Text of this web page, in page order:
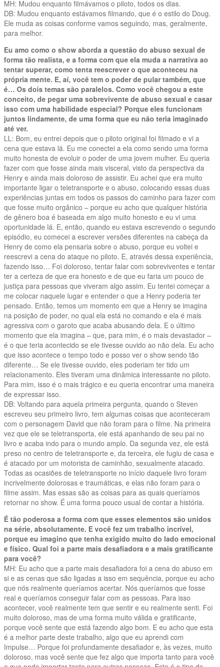
MH: Mudou enquanto filmávamos o piloto, todos os dias.
DB: Mudou enquanto estávamos filmando, que é o estilo do Doug.
Ele muda as coisas conforme vamos seguindo, mas, geralmente,
para melhor.
Eu amo como o show aborda a questão do abuso sexual de
forma tão realista, e a forma com que ela muda a narrativa ao
tentar superar, como tenta reescrever o que aconteceu na
própria mente. E, aí, você tem o poder de pular também, que
é… Os dois temas são paralelos. Como você chegou a este
conceito, de pegar uma sobrevivente de abuso sexual e casar
isso com uma habilidade especial? Porque eles funcionam
juntos lindamente, de uma forma que eu não teria imaginado
até ver.
LL: Bom, eu entrei depois que o piloto original foi filmado e vi a
cena que estava lá. Eu me conectei a ela como sendo uma forma
muito honesta de evoluir o poder de uma jovem mulher. Eu queria
fazer com que fosse ainda mais visceral, visto da perspectiva da
Henry e ainda mais doloroso de assistir. Eu achei que era muito
importante ligar o teletransporte e o abuso, colocando essas duas
experiências juntas em todos os passos do caminho para fazer com
que fosse muito orgânico – porque eu acho que qualquer história
de gênero boa é baseada em algo muito honesto e eu vi uma
oportunidade lá. E, então, quando eu estava escrevendo o segundo
episódio, eu comecei a escrever versões diferentes na cabeça da
Henry de como ela pensaria sobre o abuso, porque eu voltei e
reescrevi a cena do ataque no piloto. E, através dessa experiência,
fazendo isso… Foi doloroso, tentar falar com sobreviventes e tentar
ter a certeza de que era honesto e de que eu faria um pouco de
justiça para pessoas que viveram algo assim. Eu tentei começar a
me colocar naquele lugar e entender o que a Henry poderia ter
pensado. Então, temos um momento em que a Henry se imagina
na posição de poder, no qual ela está no comando e ela é mais
agressiva com o garoto que acaba abusando dela. E o último
momento que ela imagina – que, para mim, é o mais devastador –
é o que teria acontecido se ele tivesse ouvido ao não dela. Eu acho
que isso acontece o tempo todo e posso ver o show sendo tão
diferente… Se ele tivesse ouvido, eles poderiam ter tido um
relacionamento. Eles tiveram uma dinâmica interessante no piloto.
Para mim, isso é o mais trágico e eu queria encontrar uma maneira
de expressar isso.
DB: Voltando para aquela primeira pergunta, quando o Steven
escreveu seu primeiro livro, tem algumas coisas que aconteceram
com o personagem David que não foram para o filme. Na primeira
vez que ele se teletransporta, ele está apanhando de seu pai no
livro e acaba indo para o mundo amplo. Da segunda vez, ele está
preso no centro de teletransporte e, da terceira, ele fugiu de casa e
é atacado por um motorista de caminhão, sexualmente atacado.
Todas as ocasiões de teletransporte no início daquele livro foram
incrivelmente dolorosas e traumáticas, e elas não foram para o
filme assim. Mas essas são as coisas para as quais queríamos
retornar no show. É uma forma pouco usual de contar a história.
É tão poderosa a forma com que esses elementos são unidos
na série, absolutamente. E você fez um trabalho incrível,
porque eu imagino que tenha exigido muito do lado emocional
e físico. Qual foi a parte mais desafiadora e a mais gratificante
para você?
MH: Eu acho que a parte mais desafiadora foi a cena do abuso em
si e as cenas que são ligadas a isso em sequência, porque eu acho
que nós realmente queríamos acertar. Nós queríamos que fosse
real e queríamos conseguir falar com as pessoas. Para isso
acontecer, você realmente tem que sentir e eu realmente senti. Foi
muito doloroso, mas de uma forma muito válida e gratificante,
porque você sente que está fazendo algo bom. E eu acho que esta
é a melhor parte deste trabalho, algo que eu aprendi com
Impulse… Porque foi profundamente desafiador e, às vezes, muito
doloroso, mas você sente que fez algo que importa tanto para você